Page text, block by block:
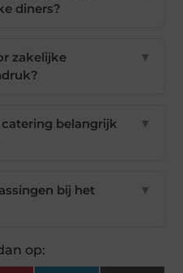
diners?
zakelijke
▼
belangrijk
▼
bij het
▼
op: